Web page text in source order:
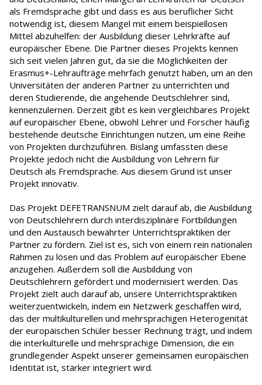
als Fremdsprache gibt und dass es aus beruflicher Sicht
notwendig ist, diesem Mangel mit einem beispiellosen
Mittel abzuhelfen: der Ausbildung dieser Lehrkräfte auf
europäischer Ebene. Die Partner dieses Projekts kennen
sich seit vielen Jahren gut, da sie die Möglichkeiten der
Erasmus+-Lehraufträge mehrfach genutzt haben, um an den
Universitäten der anderen Partner zu unterrichten und
deren Studierende, die angehende Deutschlehrer sind,
kennenzulernen. Derzeit gibt es kein vergleichbares Projekt
auf europäischer Ebene, obwohl Lehrer und Forscher häufig
bestehende deutsche Einrichtungen nutzen, um eine Reihe
von Projekten durchzuführen. Bislang umfassten diese
Projekte jedoch nicht die Ausbildung von Lehrern für
Deutsch als Fremdsprache. Aus diesem Grund ist unser
Projekt innovativ.
Das Projekt DEFETRANSNUM zielt darauf ab, die Ausbildung
von Deutschlehrern durch interdisziplinäre Fortbildungen
und den Austausch bewährter Unterrichtspraktiken der
Partner zu fördern. Ziel ist es, sich von einem rein nationalen
Rahmen zu lösen und das Problem auf europäischer Ebene
anzugehen. Außerdem soll die Ausbildung von
Deutschlehrern gefördert und modernisiert werden. Das
Projekt zielt auch darauf ab, unsere Unterrichtspraktiken
weiterzuentwickeln, indem ein Netzwerk geschaffen wird,
das der multikulturellen und mehrsprachigen Heterogenität
der europäischen Schüler besser Rechnung trägt, und indem
die interkulturelle und mehrsprachige Dimension, die ein
grundlegender Aspekt unserer gemeinsamen europäischen
Identität ist, stärker integriert wird.